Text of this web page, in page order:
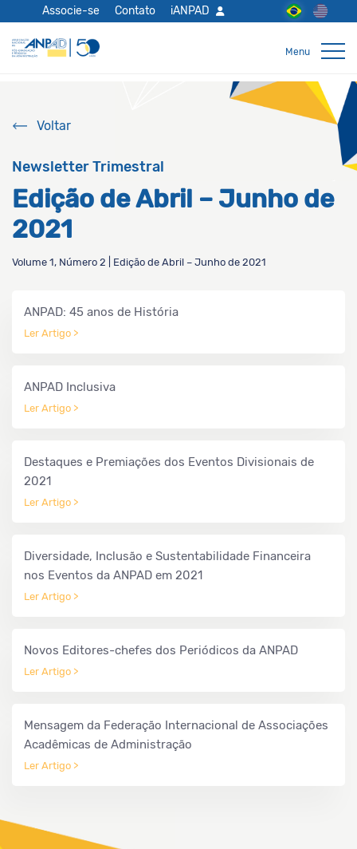
Associe-se Contato iANPAD
Voltar
Newsletter Trimestral
Edição de Abril – Junho de
2021
Volume 1, Número 2 | Edição de Abril – Junho de 2021
ANPAD: 45 anos de História
Ler Artigo >
ANPAD Inclusiva
Ler Artigo >
Destaques e Premiações dos Eventos Divisionais de
2021
Ler Artigo >
Diversidade, Inclusão e Sustentabilidade Financeira
nos Eventos da ANPAD em 2021
Ler Artigo >
Novos Editores-chefes dos Periódicos da ANPAD
Ler Artigo >
Mensagem da Federação Internacional de Associações
Acadêmicas de Administração
Ler Artigo >